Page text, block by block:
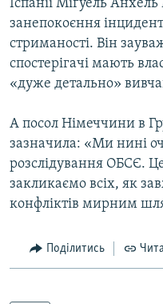
Іспанії Міґуель
занепокоєння
стриманості. Він
спостерігачі мають
«дуже детально»
А посол Німеччини в
зазначила: «Ми нині
розслідування ОБСЄ.
закликаємо всіх, як
конфліктів мирним
Поділитись